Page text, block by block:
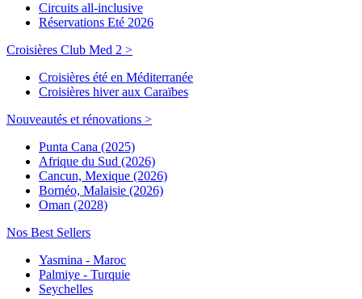
Circuits all-inclusive
Réservations Eté 2026
Croisières Club Med 2 >
Croisières été en Méditerranée
Croisières hiver aux Caraïbes
Nouveautés et rénovations >
Punta Cana (2025)
Afrique du Sud (2026)
Cancun, Mexique (2026)
Bornéo, Malaisie (2026)
Oman (2028)
Nos Best Sellers
Yasmina - Maroc
Palmiye - Turquie
Seychelles